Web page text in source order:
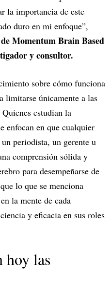
la importancia de este
duro en mi enfoque”,
Momentum Brain Based
y consultor.
sobre cómo funciona
limitarse únicamente a las
estudian la
enfocan en que cualquier
periodista, un gerente u
comprensión sólida y
para desempeñarse de
lo que se menciona
la mente de cada
y eficacia en sus roles
las